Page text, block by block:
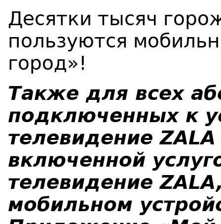
Десятки тысяч
пользуются
город»!
Также для всех
подключенных к
телевидение
включенной
телевидение
мобильном